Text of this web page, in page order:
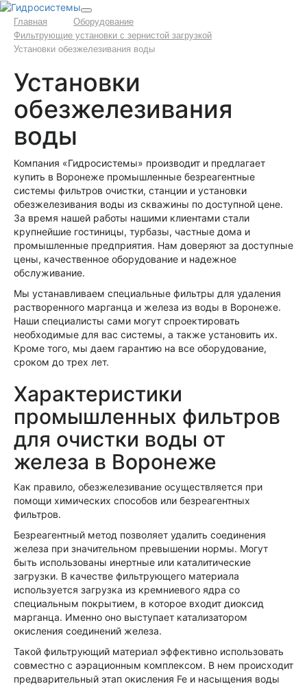
Главная
Оборудование
Фильтрующие установки с зернистой загрузкой
Установки обезжелезивания воды
Установки
обезжелезивания
воды
Компания «Гидросистемы» производит и предлагает
купить в Воронеже промышленные безреагентные
системы фильтров очистки, станции и установки
обезжелезивания воды из скважины по доступной цене.
За время нашей работы нашими клиентами стали
крупнейшие гостиницы, турбазы, частные дома и
промышленные предприятия. Нам доверяют за доступные
цены, качественное оборудование и надежное
обслуживание.
Мы устанавливаем специальные фильтры для удаления
растворенного марганца и железа из воды в Воронеже.
Наши специалисты сами могут спроектировать
необходимые для вас системы, а также установить их.
Кроме того, мы даем гарантию на все оборудование,
сроком до трех лет.
Характеристики
промышленных фильтров
для очистки воды от
железа в Воронеже
Как правило, обезжелезивание осуществляется при
помощи химических способов или безреагентных
фильтров.
Безреагентный метод позволяет удалить соединения
железа при значительном превышении нормы. Могут
быть использованы инертные или каталитические
загрузки. В качестве фильтрующего материала
используется загрузка из кремниевого ядра со
специальным покрытием, в которое входит диоксид
марганца. Именно оно выступает катализатором
окисления соединений железа.
Такой фильтрующий материал эффективно использовать
совместно с аэрационным комплексом. В нем происходит
предварительный этап окисления Fe и насыщения воды